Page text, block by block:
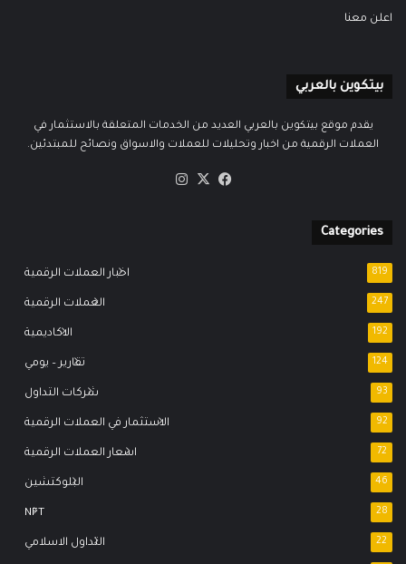
اعلن معنا
بيتكوين بالعربي
يقدم موقع بيتكوين بالعربي العديد من الخدمات المتعلقة بالاستثمار في
العملات الرقمية من اخبار وتحليلات للعملات والاسواق ونصائح للمبتدئين.
فيسبوك
‫X
Categories
اخبار العملات الرقمية 819
العملات الرقمية 247
الاكاديمية 192
تقارير – يومي 124
شركات التداول 93
الاستثمار في العملات الرقمية 92
اسعار العملات الرقمية 72
البلوكتشين 46
NFT 28
التداول الاسلامي 22